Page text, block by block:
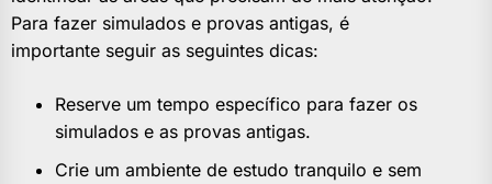
Para fazer simulados e provas antigas, é
importante seguir as seguintes dicas:
Reserve um tempo específico para fazer os
simulados e as provas antigas.
Crie um ambiente de estudo tranquilo e sem